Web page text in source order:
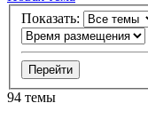
Показать:
94 темы